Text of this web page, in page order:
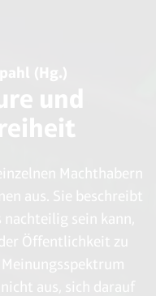
(Hg.)
und
Machthabern
aus. Sie beschreibt
sein kann,
Öffentlichkeit zu
aus, sich darauf